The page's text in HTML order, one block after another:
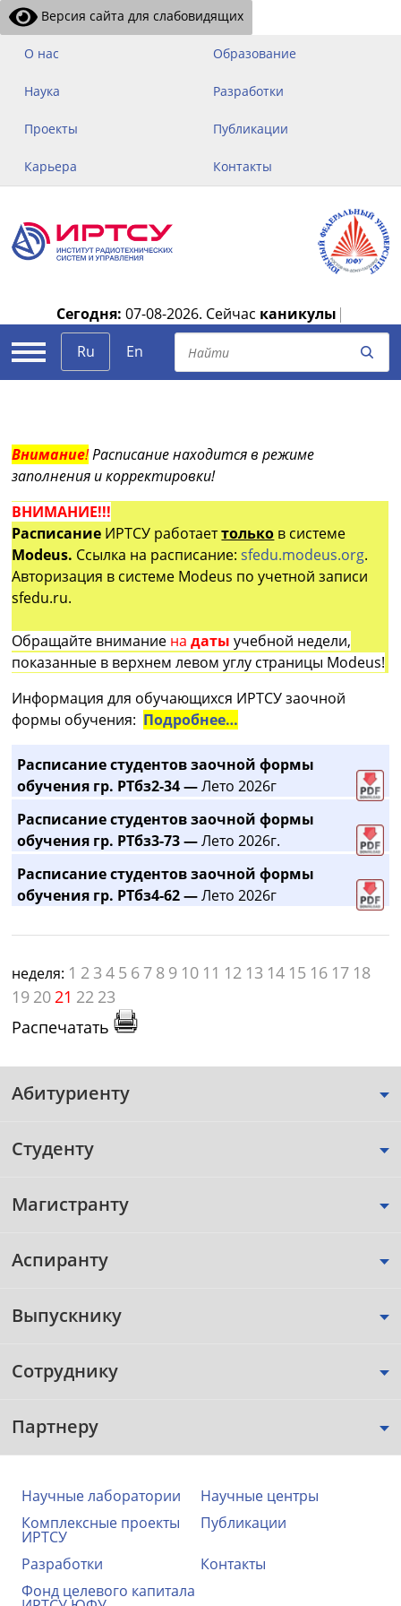
Версия сайта для слабовидящих
О нас Образование
Наука Разработки
Проекты Публикации
Карьера Контакты
Сегодня: 07-08-2026. Сейчас каникулы |
Ru
En
Внимание!Расписание находится в режиме
заполнения и корректировки!
ВНИМАНИЕ!!!
Расписание ИРТСУ работаеттолько в системе
Modeus. Ссылка на расписание:sfedu.modeus.org.
Авторизация в системе Modeus по учетной записи
sfedu.ru.
Обращайте внимание на датыучебной недели,
показанные в верхнем левом углу страницы Modeus!
Информация для обучающихся ИРТСУ заочной
формы обучения: Подробнее…
Расписание студентов заочной формы
обучения гр. РТбз2-34 —Лето 2026г
Расписание студентов заочной формы
обучения гр. РТбз3-73 —Лето 2026г.
Расписание студентов заочной формы
обучения гр. РТбз4-62 —Лето 2026г
неделя: 1 2 3 4 5 6 7 8 9 10 11 12 13 14 15 16 17 18
19 2021 22 23
Распечатать
Абитуриенту
Студенту
Магистранту
Аспиранту
Выпускнику
Сотруднику
Партнеру
Научные лаборатории
Научные центры
Комплексные проекты
ИРТСУ
Публикации
Разработки
Контакты
Фонд целевого капитала